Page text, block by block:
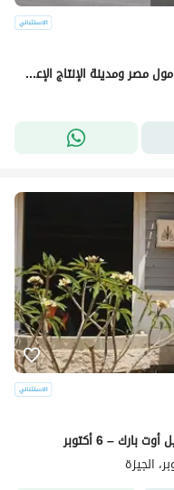
فوري آخر شقة 168م في دريم لاند – بجوار مول مصر ومدينة الإنتاج الإعلامي
– 6 أكتوبر